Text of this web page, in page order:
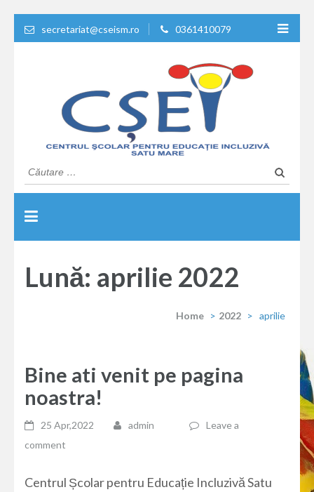
secretariat@cseism.ro 0361410079
Centrul Scolar Pentru
Educatie Inclusiva Satu
Caută
după:
Lună: aprilie 2022
Home > 2022 > aprilie
Bine ati venit pe pagina
noastra!
25 Apr,2022 admin
Leave a
comment
Centrul Școlar pentru Educație Incluzivă Satu